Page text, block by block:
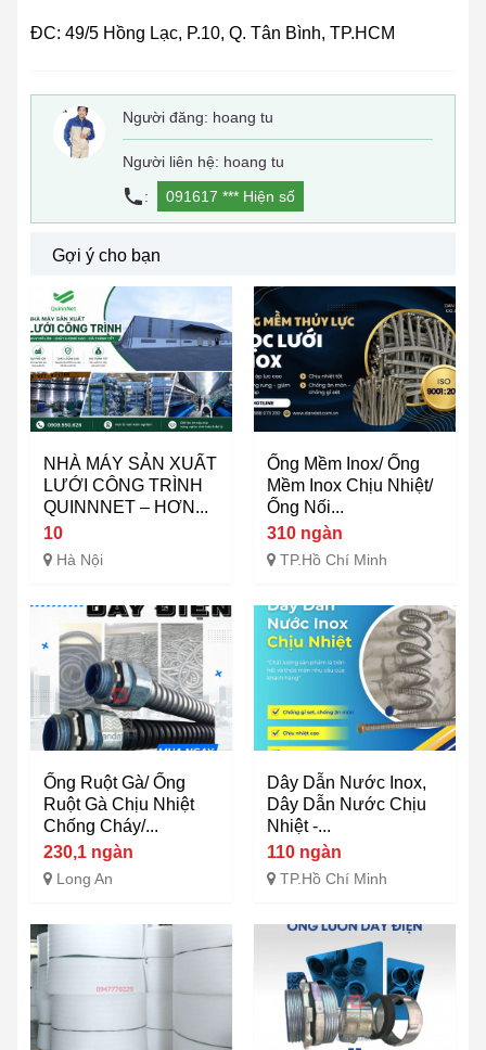
ĐC: 49/5 Hồng Lạc, P.10, Q. Tân Bình, TP.HCM
Người đăng: hoang tu
Người liên hệ: hoang tu
:
091617 *** Hiện số
Gợi ý cho bạn
NHÀ MÁY SẢN XUẤT
LƯỚI CÔNG TRÌNH
QUINNNET – HƠN...
10
Hà Nội
Ống Mềm Inox/ Ống
Mềm Inox Chịu Nhiệt/
Ống Nối...
310 ngàn
TP.Hồ Chí Minh
Ống Ruột Gà/ Ống
Ruột Gà Chịu Nhiệt
Chống Cháy/...
230,1 ngàn
Long An
Dây Dẫn Nước Inox,
Dây Dẫn Nước Chịu
Nhiệt -...
110 ngàn
TP.Hồ Chí Minh